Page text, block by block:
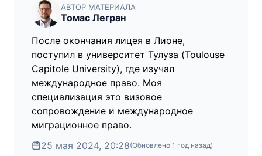
АВТОР МАТЕРИАЛА
Томас Легран
После окончания лицея в Лионе,
поступил в университет Тулуза (Toulouse
Capitole University), где изучал
международное право. Моя
специализация это визовое
сопровождение и международное
миграционное право.
25 мая 2024, 20:28(Обновлено 1 год назад)